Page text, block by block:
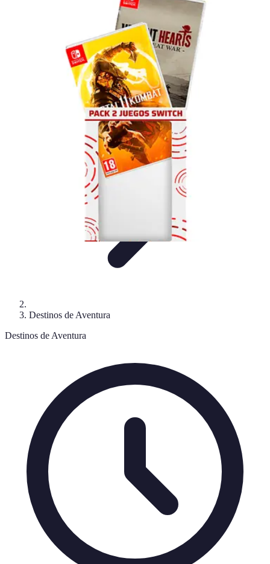
Cultura y Experiencias
Destinos de
Tecnología y Gadgets
Viajes y Aventuras
Destinos de Aventura
Destinos de Aventura